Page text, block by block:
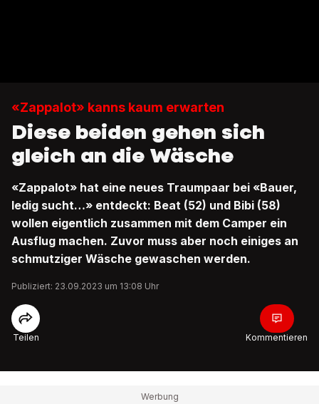
«Zappalot» kanns kaum erwarten
Diese beiden gehen sich
gleich an die Wäsche
«Zappalot» hat eine neues Traumpaar bei «Bauer,
ledig sucht…» entdeckt: Beat (52) und Bibi (58)
wollen eigentlich zusammen mit dem Camper ein
Ausflug machen. Zuvor muss aber noch einiges an
schmutziger Wäsche gewaschen werden.
Publiziert: 23.09.2023 um 13:08 Uhr
Teilen Kommentieren